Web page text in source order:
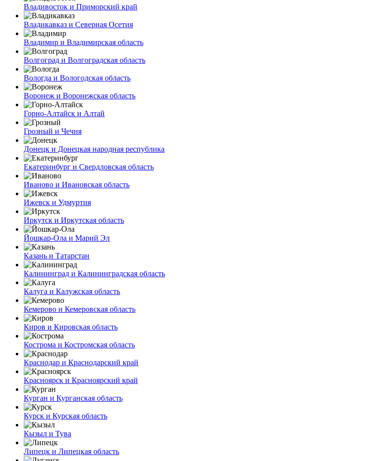
Владивосток и Приморский край
Владикавказ и Северная Осетия
Владимир и Владимирская область
Волгоград и Волгоградская область
Вологда и Вологодская область
Воронеж и Воронежская область
Горно-Алтайск и Алтай
Грозный и Чечня
Донецк и Донецкая народная республика
Екатеринбург и Свердловская область
Иваново и Ивановская область
Ижевск и Удмуртия
Иркутск и Иркутская область
Йошкар-Ола и Марий Эл
Казань и Татарстан
Калининград и Калининградская область
Калуга и Калужская область
Кемерово и Кемеровская область
Киров и Кировская область
Кострома и Костромская область
Краснодар и Краснодарский край
Красноярск и Красноярский край
Курган и Курганская область
Курск и Курская область
Кызыл и Тува
Липецк и Липецкая область